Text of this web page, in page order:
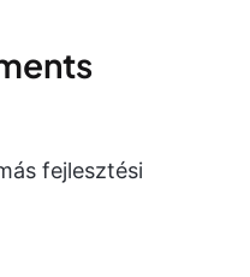
fejlesztési